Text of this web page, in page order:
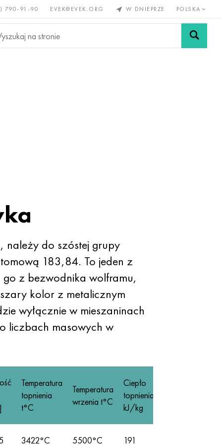
790-91-90 EVEK@EVEK.ORG W DNIEPRZE POLSKA
Stali Siatki i
należy do szóstej grupy
183,84. To jeden z
z bezwodnika wolframu,
kolor z metalicznym
wyłącznie w mieszaninach
liczbach masowych w
Temperatura
topnienia
t°C
Temperatura
wrzenia t°C
Ciepło
topnienia
kJ/kg
3422°C 5500°С 191